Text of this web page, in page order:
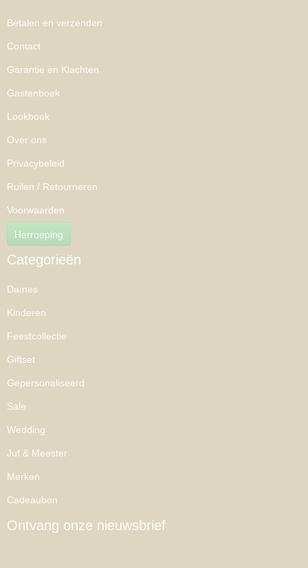
Betalen en verzenden
Contact
Garantie en Klachten
Gastenboek
Lookbook
Over ons
Privacybeleid
Ruilen / Retourneren
Voorwaarden
Herroeping
Categorieën
Dames
Kinderen
Feestcollectie
Giftset
Gepersonaliseerd
Sale
Wedding
Juf & Meester
Merken
Cadeaubon
Ontvang onze nieuwsbrief